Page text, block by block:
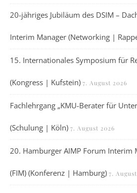
20-jähriges Jubiläum des DSIM –
Interim Manager (Networking |
15. Internationales Symposium für
(Kongress | Kufstein) 7. August 2026
Fachlehrgang „KMU-Berater für
(Schulung | Köln) 7. August 2026
20. Hamburger AIMP Forum Interim
(FIM) (Konferenz | Hamburg) 7.